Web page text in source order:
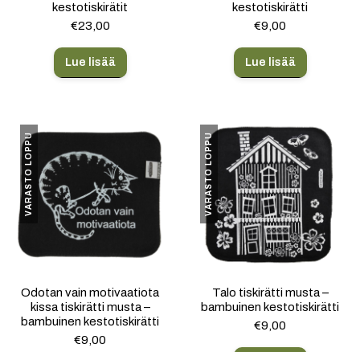
kestotiskirätit
€23,00
Lue lisää
kestotiskirätti
€9,00
Lue lisää
VARASTO LOPPU
Odotan vain motivaatiota
kissa tiskirätti musta –
bambuinen kestotiskirätti
€9,00
VARASTO LOPPU
Talo tiskirätti musta –
bambuinen kestotiskirätti
€9,00